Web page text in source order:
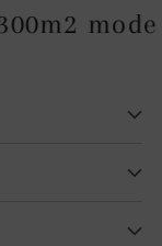
Al 6 jaar